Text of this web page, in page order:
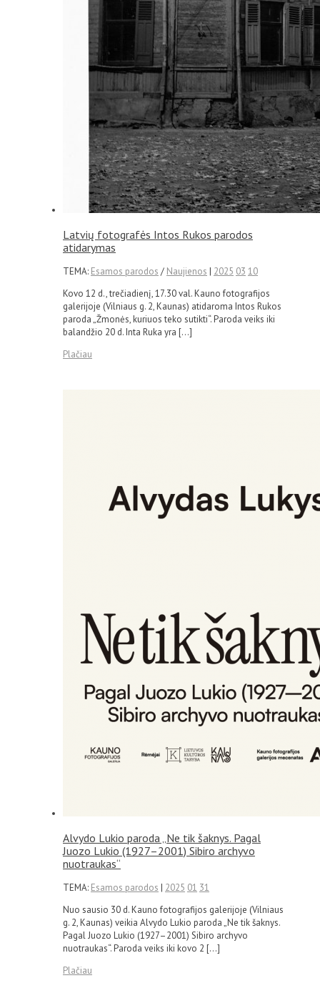
Latvių fotografės Intos Rukos parodos
atidarymas
TEMA: Esamos parodos / Naujienos | 2025 03 10
Kovo 12 d., trečiadienį, 17.30 val. Kauno fotografijos
galerijoje (Vilniaus g. 2, Kaunas) atidaroma Intos Rukos
paroda „Žmonės, kuriuos teko sutikti“. Paroda veiks iki
balandžio 20 d. Inta Ruka yra […]
Plačiau
Alvydo Lukio paroda „Ne tik šaknys. Pagal
Juozo Lukio (1927–2001) Sibiro archyvo
nuotraukas“
TEMA: Esamos parodos | 2025 01 31
Nuo sausio 30 d. Kauno fotografijos galerijoje (Vilniaus
g. 2, Kaunas) veikia Alvydo Lukio paroda „Ne tik šaknys.
Pagal Juozo Lukio (1927–2001) Sibiro archyvo
nuotraukas“. Paroda veiks iki kovo 2 […]
Plačiau